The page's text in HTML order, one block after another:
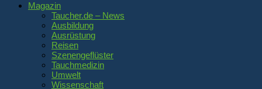
Magazin
Taucher.de – News
Ausbildung
Ausrüstung
Reisen
Szenengeflüster
Tauchmedizin
Umwelt
Wissenschaft